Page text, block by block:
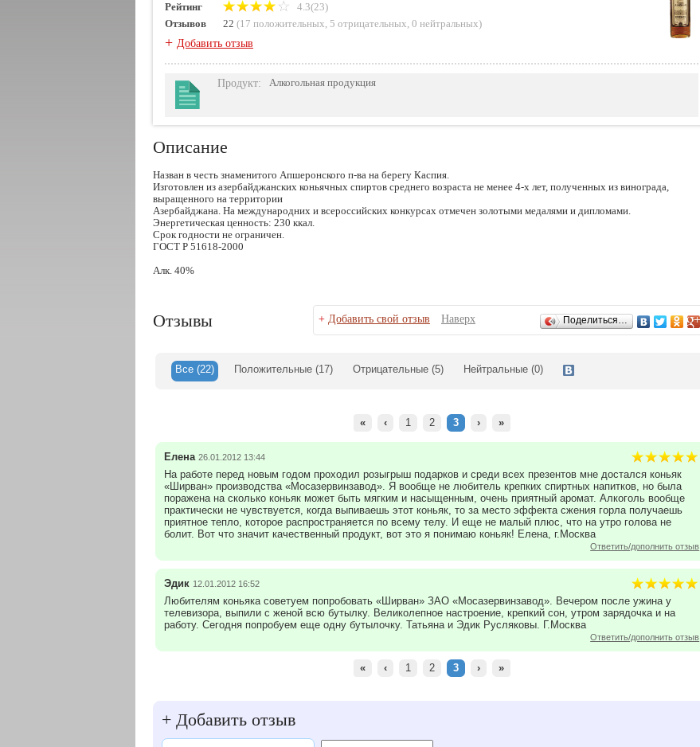
Рейтинг
4.3(23)
Отзывов
22 (17 положительных, 5 отрицательных, 0 нейтральных)
+ Добавить отзыв
Продукт: Алкогольная продукция
Описание
Назван в честь знаменитого Апшеронского п-ва на берегу Каспия.
Изготовлен из азербайджанских коньячных спиртов среднего возраста не менее 4-х лет, полученных из винограда,
выращенного на территории
Азербайджана. На международних и всероссийских конкурсах отмечен золотыми медалями и дипломами.
Энергетическая ценность: 230 ккал.
Срок годности не ограничен.
ГОСТ Р 51618-2000
Алк. 40%
Отзывы + Добавить свой отзыв Наверх Поделиться…
Все (22) Положительные(17) Отрицательные(5) Нейтральные(0)
« ‹ 1 2 3 › »
Елена 26.01.2012 13:44
На работе перед новым годом проходил розыгрыш подарков и среди всех презентов мне достался коньяк
«Ширван» производства «Мосазервинзавод». Я вообще не любитель крепких спиртных напитков, но была
поражена на сколько коньяк может быть мягким и насыщенным, очень приятный аромат. Алкоголь вообще
практически не чувствуется, когда выпиваешь этот коньяк, то за место эффекта сжения горла получаешь
приятное тепло, которое распространяется по всему телу. И еще не малый плюс, что на утро голова не
болит. Вот что значит качественный продукт, вот это я понимаю коньяк! Елена, г.Москва
Ответить/дополнить отзыв
Эдик 12.01.2012 16:52
Любителям коньяка советуем попробовать «Ширван» ЗАО «Мосазервинзавод». Вечером после ужина у
телевизора, выпили с женой всю бутылку. Великолепное настроение, крепкий сон, утром зарядочка и на
работу. Сегодня попробуем еще одну бутылочку. Татьяна и Эдик Русляковы. Г.Москва
Ответить/дополнить отзыв
« ‹ 1 2 3 › »
+ Добавить отзыв